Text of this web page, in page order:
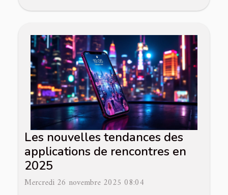
Les nouvelles tendances des
applications de rencontres en
2025
Mercredi 26 novembre 2025 08:04